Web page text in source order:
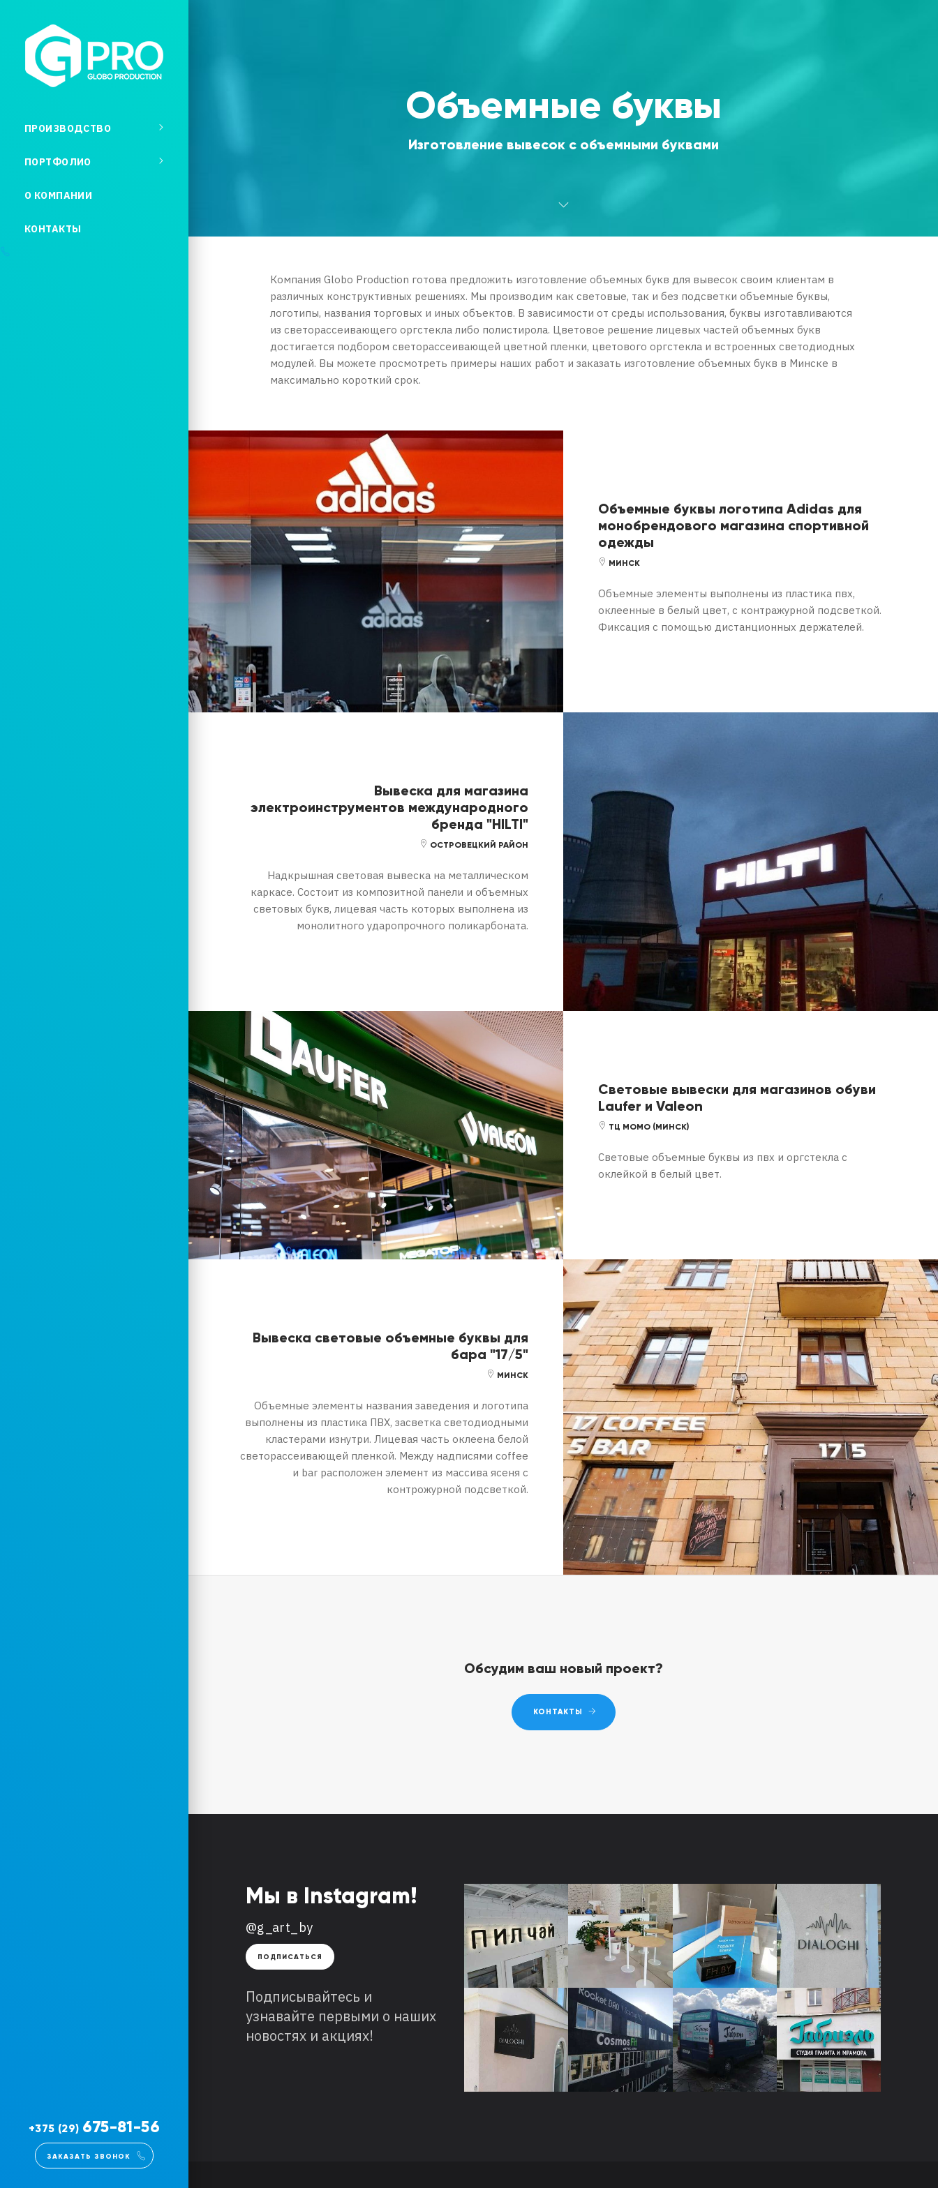
ПРОИЗВОДСТВО
ПОРТФОЛИО
О КОМПАНИИ
КОНТАКТЫ
+375 (29) 675-81-56
ЗАКАЗАТЬ ЗВОНОК
Объемные буквы
Изготовление вывесок с объемными буквами
Компания Globo Production готова предложить изготовление объемных букв для вывесок своим клиентам в
различных конструктивных решениях. Мы производим как световые, так и без подсветки объемные буквы,
логотипы, названия торговых и иных объектов. В зависимости от среды использования, буквы изготавливаются
из светорассеивающего оргстекла либо полистирола. Цветовое решение лицевых частей объемных букв
достигается подбором светорассеивающей цветной пленки, цветового оргстекла и встроенных светодиодных
модулей. Вы можете просмотреть примеры наших работ и заказать изготовление объемных букв в Минске в
максимально короткий срок.
Объемные буквы логотипа Adidas для
монобрендового магазина спортивной
одежды
МИНСК
Объемные элементы выполнены из пластика пвх,
оклеенные в белый цвет, с контражурной подсветкой.
Фиксация с помощью дистанционных держателей.
Вывеска для магазина
электроинструментов международного
бренда "HILTI"
ОСТРОВЕЦКИЙ РАЙОН
Надкрышная световая вывеска на металлическом
каркасе. Состоит из композитной панели и объемных
световых букв, лицевая часть которых выполнена из
монолитного ударопрочного поликарбоната.
Световые вывески для магазинов обуви
Laufer и Valeon
ТЦ МОМО (МИНСК)
Световые объемные буквы из пвх и оргстекла с
оклейкой в белый цвет.
Вывеска световые объемные буквы для
бара "17/5"
МИНСК
Объемные элементы названия заведения и логотипа
выполнены из пластика ПВХ, засветка светодиодными
кластерами изнутри. Лицевая часть оклеена белой
светорассеивающей пленкой. Между надписями coffee
и bar расположен элемент из массива ясеня с
контрожурной подсветкой.
Обсудим ваш новый проект?
КОНТАКТЫ
Мы в Instagram!
@g_art_by
ПОДПИСАТЬСЯ
Подписывайтесь и
узнавайте первыми о наших
новостях и акциях!